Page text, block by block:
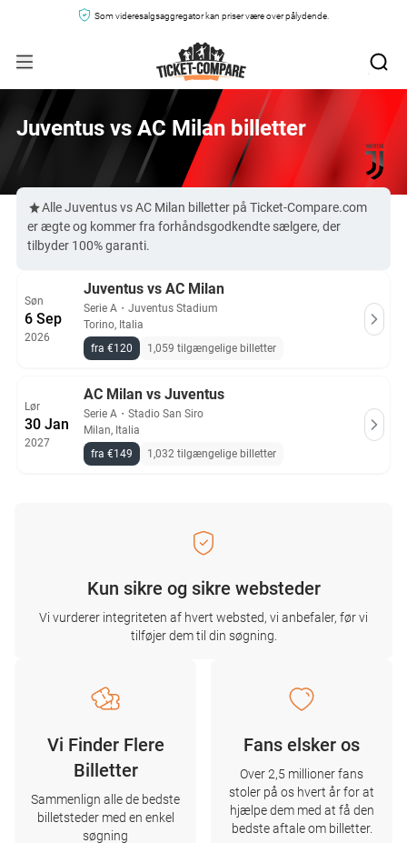
Som videresalgsaggregator kan priser være over pålydende.
Juventus vs AC Milan billetter
Alle Juventus vs AC Milan billetter på Ticket-Compare.com
er ægte og kommer fra forhåndsgodkendte sælgere, der
tilbyder 100% garanti.
Søn
6 Sep
2026
Juventus vs AC Milan
Serie A ・ Juventus Stadium
Torino, Italia
fra €120
1,059 tilgængelige billetter
Lør
30 Jan
2027
AC Milan vs Juventus
Serie A ・ Stadio San Siro
Milan, Italia
fra €149
1,032 tilgængelige billetter
Kun sikre og sikre websteder
Vi vurderer integriteten af ​​hvert websted, vi anbefaler, før vi
tilføjer dem til din søgning.
Vi Finder Flere
Billetter
Sammenlign alle de bedste
billetsteder med en enkel
søgning
Fans elsker os
Over 2,5 millioner fans
stoler på os hvert år for at
hjælpe dem med at få den
bedste aftale om billetter.